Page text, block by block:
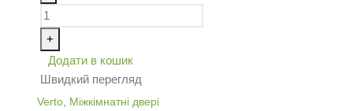
+
Додати в кошик
Швидкий перегляд
Verto Міжкімнатні двері